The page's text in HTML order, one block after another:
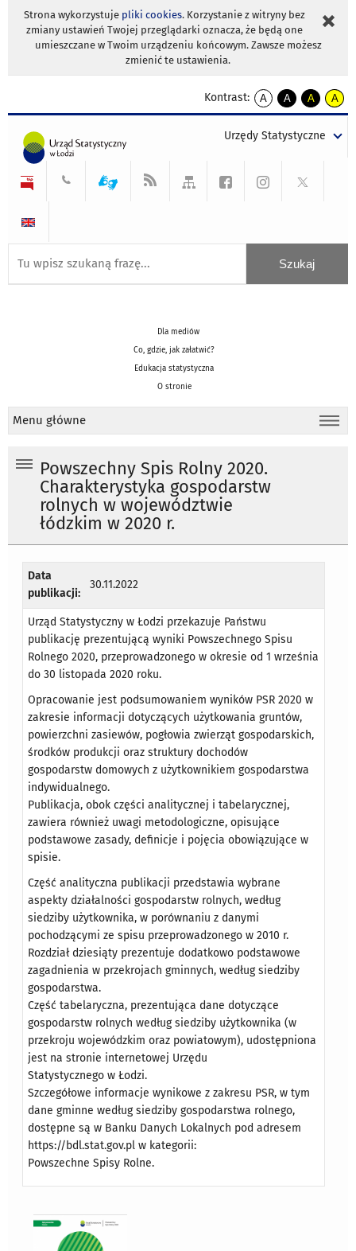
Strona wykorzystuje pliki cookies. Korzystanie z witryny bez
zmiany ustawień Twojej przeglądarki oznacza, że będą one
umieszczane w Twoim urządzeniu końcowym. Zawsze możesz
zmienić te ustawienia.
Kontrast:
A
kontrast
A
kontrast
tekst
czarnym
A
kontrast
tekst
czarnym
A
tekst
żółtym
Urzędy Statystyczne
Dla mediów
Co, gdzie, jak załatwić?
Edukacja statystyczna
O stronie
Menu główne
Powszechny Spis Rolny 2020.
Charakterystyka gospodarstw
rolnych w województwie
łódzkim w 2020 r.
Data
publikacji:
30.11.2022
Urząd Statystyczny w Łodzi przekazuje Państwu
publikację prezentującą wyniki Powszechnego Spisu
Rolnego 2020, przeprowadzonego w okresie od 1 września
do 30 listopada 2020 roku.
Opracowanie jest podsumowaniem wyników PSR 2020 w
zakresie informacji dotyczących użytkowania gruntów,
powierzchni zasiewów, pogłowia zwierząt gospodarskich,
środków produkcji oraz struktury dochodów
gospodarstw domowych z użytkownikiem gospodarstwa
indywidualnego.
Publikacja, obok części analitycznej i tabelarycznej,
zawiera również uwagi metodologiczne, opisujące
podstawowe zasady, definicje i pojęcia obowiązujące w
spisie.
Część analityczna publikacji przedstawia wybrane
aspekty działalności gospodarstw rolnych, według
siedziby użytkownika, w porównaniu z danymi
pochodzącymi ze spisu przeprowadzonego w 2010 r.
Rozdział dziesiąty prezentuje dodatkowo podstawowe
zagadnienia w przekrojach gminnych, według siedziby
gospodarstwa.
Część tabelaryczna, prezentująca dane dotyczące
gospodarstw rolnych według siedziby użytkownika (w
przekroju wojewódzkim oraz powiatowym), udostępniona
jest na stronie internetowej Urzędu
Statystycznego w Łodzi.
Szczegółowe informacje wynikowe z zakresu PSR, w tym
dane gminne według siedziby gospodarstwa rolnego,
dostępne są w Banku Danych Lokalnych pod adresem
https://bdl.stat.gov.pl w kategorii:
Powszechne Spisy Rolne.